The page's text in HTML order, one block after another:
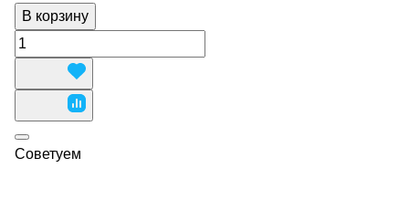
В корзину
Советуем